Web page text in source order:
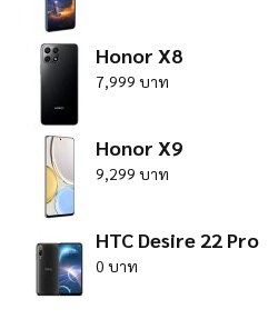
Honor X8
7,999 บาท
Honor X9
9,299 บาท
HTC Desire 22 Pro
0 บาท